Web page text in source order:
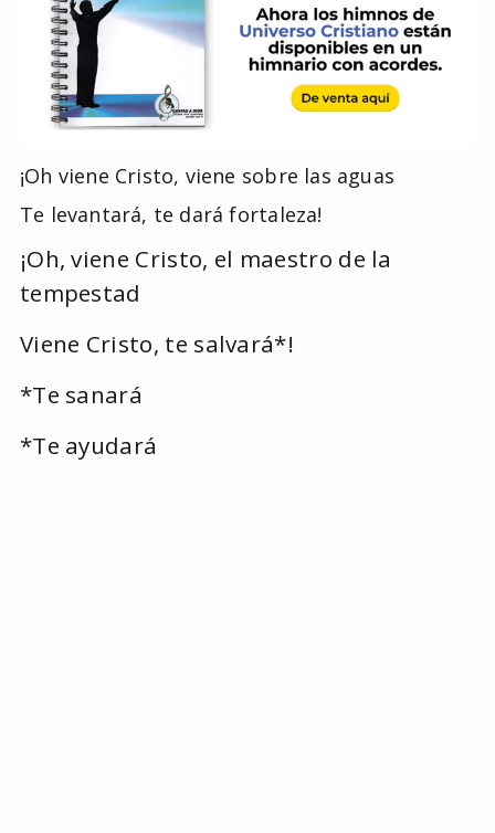
¡Oh viene Cristo, viene sobre las aguas
Te levantará, te dará fortaleza!
¡Oh, viene Cristo, el maestro de la
tempestad
Viene Cristo, te salvará*!
*Te sanará
*Te ayudará